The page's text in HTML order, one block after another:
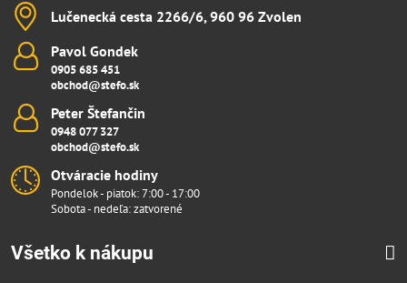
Lučenecká cesta 2266/6, 960 96 Zvolen
Pavol Gondek
0905 685 451
obchod@stefo.sk
Peter Štefančin
0948 077 327
obchod@stefo.sk
Otváracie hodiny
Pondelok - piatok: 7:00 - 17:00
Sobota - nedeľa: zatvorené
Všetko k nákupu